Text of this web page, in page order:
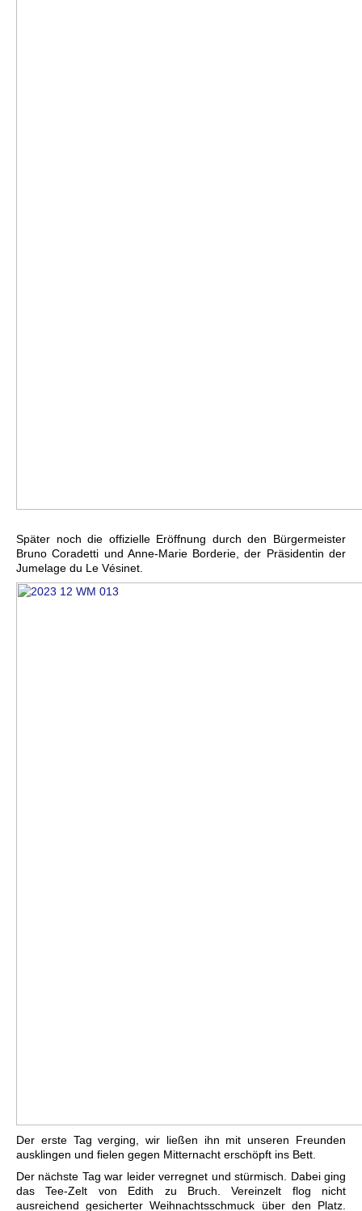
Später noch die offizielle Eröffnung durch den Bürgermeister
Bruno Coradetti und Anne-Marie Borderie, der Präsidentin der
Jumelage du Le Vésinet.
Der erste Tag verging, wir ließen ihn mit unseren Freunden
ausklingen und fielen gegen Mitternacht erschöpft ins Bett.
Der nächste Tag war leider verregnet und stürmisch. Dabei ging
das Tee-Zelt von Edith zu Bruch. Vereinzelt flog nicht
ausreichend gesicherter Weihnachtsschmuck über den Platz.